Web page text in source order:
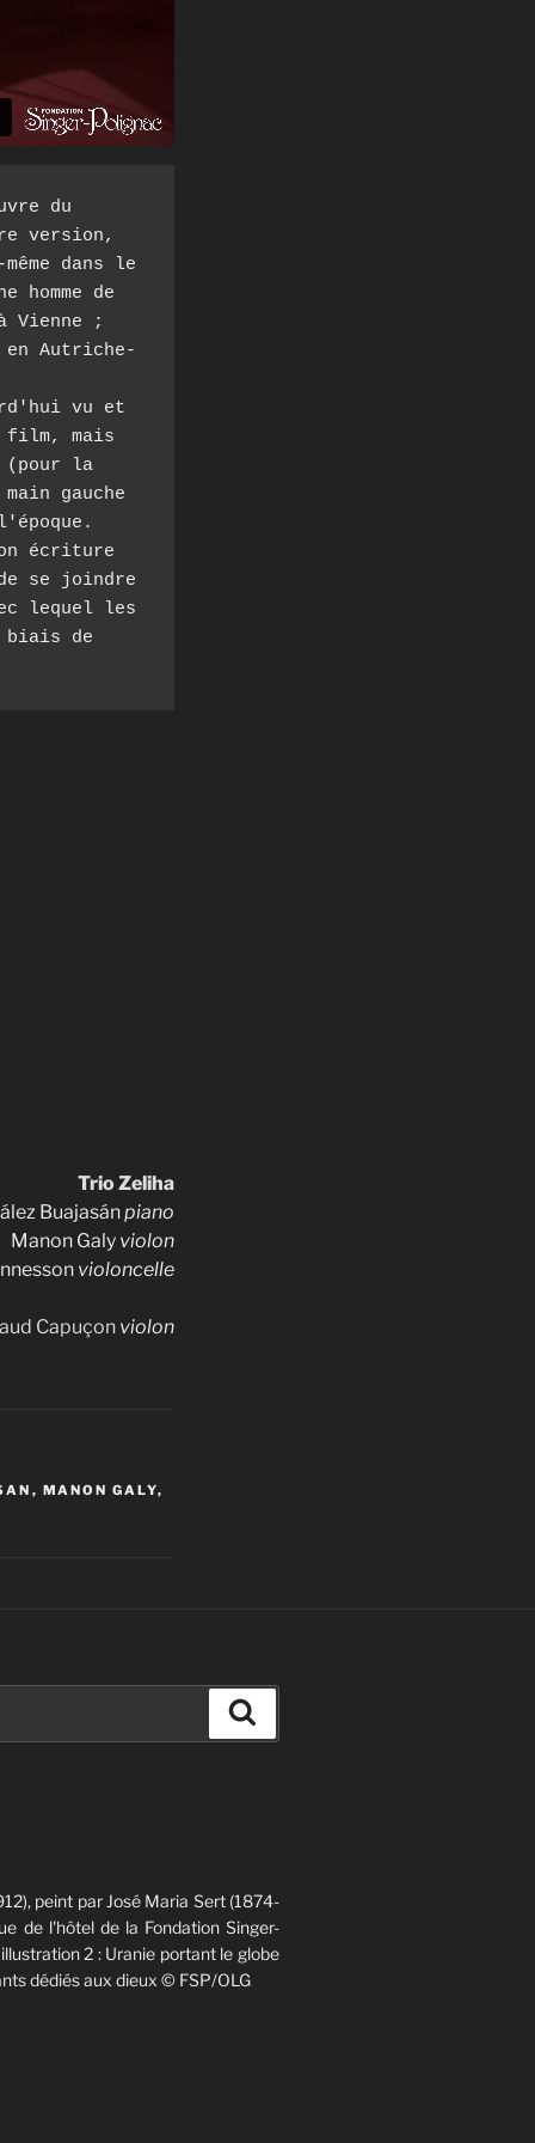
du
version,
dans le
homme de
Vienne ;
Autriche-
vu et
film, mais
(pour la
gauche
écriture
se joindre
lequel les
biais de
Trio Zeliha
Buajasánpiano
Manon Galy violon
violoncelle
Capuçon violon
, MANON GALY,
peint par José Maria Sert (1874-
de l'hôtel de la Fondation Singer-
2 : Uranie portant le globe
dédiés aux dieux © FSP/OLG